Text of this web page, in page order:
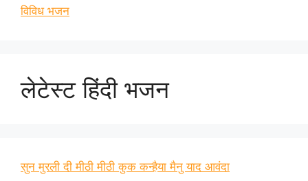
विविध भजन
लेटेस्ट हिंदी भजन
सुन मुरली दी मीठी मीठी कुक कन्हैया मैनु याद आवंदा